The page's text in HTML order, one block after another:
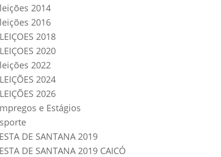
2014
2016
2018
2020
2022
2024
2026
e Estágios
DE SANTANA 2019
DE SANTANA 2019 CAICÓ